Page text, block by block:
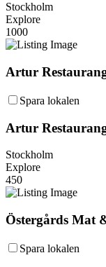
Stockholm
Explore
1000
Artur
Spara lokalen
Artur
Stockholm
Explore
450
Östergårds Mat
Spara lokalen